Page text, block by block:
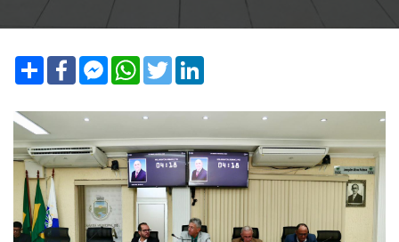
Share FacebookFacebook
Messenger
WhatsApp
Twitter